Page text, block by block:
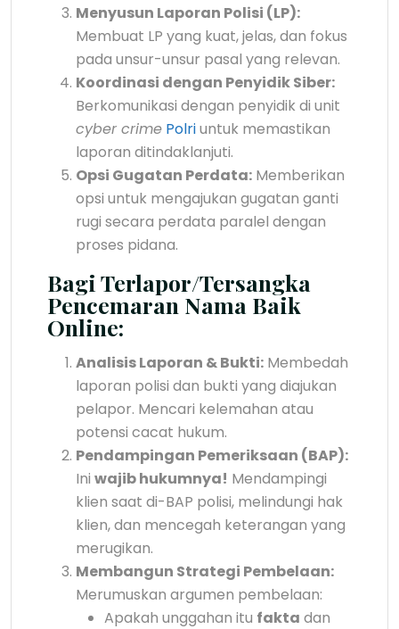
Menyusun Laporan Polisi (LP):
Membuat LP yang kuat, jelas, dan fokus
pada unsur-unsur pasal yang relevan.
Koordinasi dengan Penyidik Siber:
Berkomunikasi dengan penyidik di unit
cyber crime Polriuntuk memastikan
laporan ditindaklanjuti.
Opsi Gugatan Perdata: Memberikan
opsi untuk mengajukan gugatan ganti
rugi secara perdata paralel dengan
proses pidana.
Bagi Terlapor/Tersangka
Pencemaran Nama Baik
Online:
Analisis Laporan & Bukti: Membedah
laporan polisi dan bukti yang diajukan
pelapor. Mencari kelemahan atau
potensi cacat hukum.
Pendampingan Pemeriksaan (BAP):
Ini wajib hukumnya! Mendampingi
klien saat di-BAP polisi, melindungi hak
klien, dan mencegah keterangan yang
merugikan.
Membangun Strategi Pembelaan:
Merumuskan argumen pembelaan:
Apakah unggahan itu fakta dan